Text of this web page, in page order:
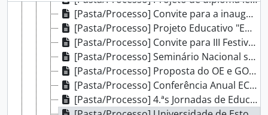
[Pasta/Processo] Convite para a inauguração "Mostra de Micologia", 1997
[Pasta/Processo] Projeto Educativo "Em memória de Rómulo de Carvalho/António Gedeão, 1997
[Pasta/Processo] Convite para III Festival Nacional de Arte Infantil, 1997
[Pasta/Processo] Seminário Nacional sobre Autonomia e Gestão Escolar, 1997
[Pasta/Processo] Proposta do OE e GOP´s para 1998 em Ciência e Tecnologia e à Sociedade da Informação, 1997
[Pasta/Processo] Conferência Anual ECSITE, 1997
[Pasta/Processo] 4.ªs Jornadas de Educação e Cultura, 1997